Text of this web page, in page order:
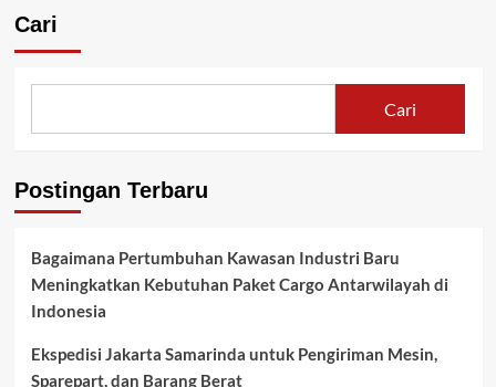
Cari
Cari
Postingan Terbaru
Bagaimana Pertumbuhan Kawasan Industri Baru
Meningkatkan Kebutuhan Paket Cargo Antarwilayah di
Indonesia
Ekspedisi Jakarta Samarinda untuk Pengiriman Mesin,
Sparepart, dan Barang Berat